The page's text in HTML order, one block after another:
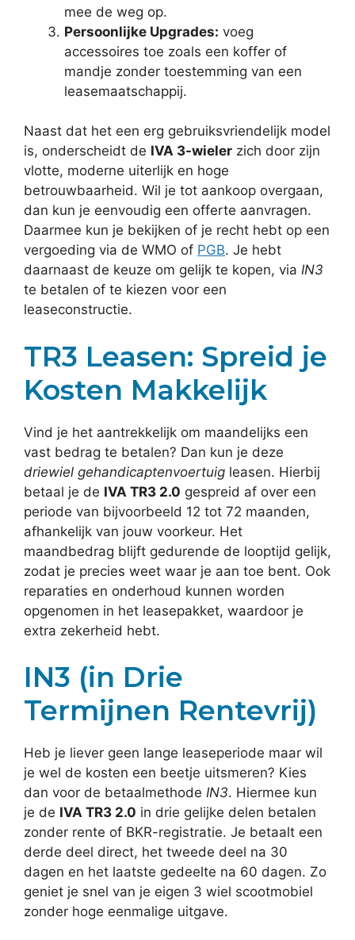
mee de weg op.
Persoonlijke Upgrades: voeg
accessoires toe zoals een koffer of
mandje zonder toestemming van een
leasemaatschappij.
Naast dat het een erg gebruiksvriendelijk model
is, onderscheidt de IVA 3-wieler zich door zijn
vlotte, moderne uiterlijk en hoge
betrouwbaarheid. Wil je tot aankoop overgaan,
dan kun je eenvoudig een offerte aanvragen.
Daarmee kun je bekijken of je recht hebt op een
vergoeding via de WMO of PGB. Je hebt
daarnaast de keuze om gelijk te kopen, via IN3
te betalen of te kiezen voor een
leaseconstructie.
TR3 Leasen: Spreid je
Kosten Makkelijk
Vind je het aantrekkelijk om maandelijks een
vast bedrag te betalen? Dan kun je deze
driewiel gehandicaptenvoertuig leasen. Hierbij
betaal je de IVA TR3 2.0 gespreid af over een
periode van bijvoorbeeld 12 tot 72 maanden,
afhankelijk van jouw voorkeur. Het
maandbedrag blijft gedurende de looptijd gelijk,
zodat je precies weet waar je aan toe bent. Ook
reparaties en onderhoud kunnen worden
opgenomen in het leasepakket, waardoor je
extra zekerheid hebt.
IN3 (in Drie
Termijnen Rentevrij)
Heb je liever geen lange leaseperiode maar wil
je wel de kosten een beetje uitsmeren? Kies
dan voor de betaalmethode IN3. Hiermee kun
je de IVA TR3 2.0 in drie gelijke delen betalen
zonder rente of BKR-registratie. Je betaalt een
derde deel direct, het tweede deel na 30
dagen en het laatste gedeelte na 60 dagen. Zo
geniet je snel van je eigen 3 wiel scootmobiel
zonder hoge eenmalige uitgave.